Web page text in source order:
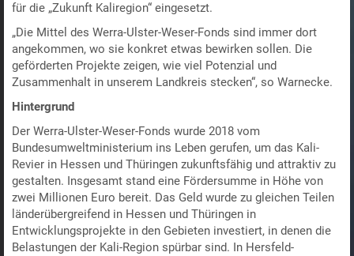
für die „Zukunft Kaliregion“ eingesetzt.
„Die Mittel des Werra-Ulster-Weser-Fonds sind immer dort
angekommen, wo sie konkret etwas bewirken sollen. Die
geförderten Projekte zeigen, wie viel Potenzial und
Zusammenhalt in unserem Landkreis stecken“, so Warnecke.
Hintergrund
Der Werra-Ulster-Weser-Fonds wurde 2018 vom
Bundesumweltministerium ins Leben gerufen, um das Kali-
Revier in Hessen und Thüringen zukunftsfähig und attraktiv zu
gestalten. Insgesamt stand eine Fördersumme in Höhe von
zwei Millionen Euro bereit. Das Geld wurde zu gleichen Teilen
länderübergreifend in Hessen und Thüringen in
Entwicklungsprojekte in den Gebieten investiert, in denen die
Belastungen der Kali-Region spürbar sind. In Hersfeld-